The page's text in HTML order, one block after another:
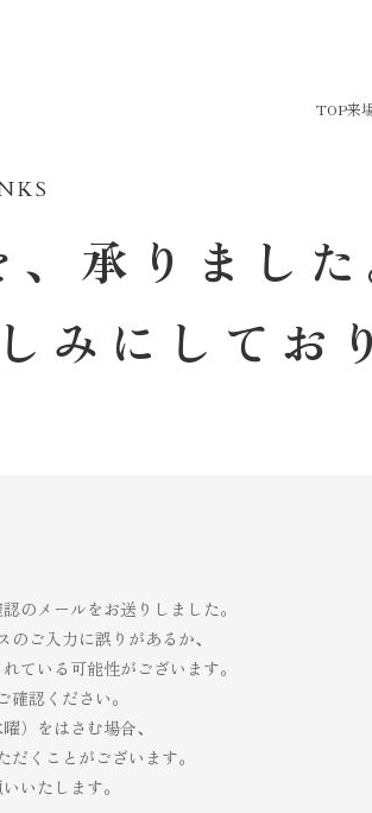
TOP来
承りました
みにしてお
のメールをお送りしました。
ご入力に誤りがあるか、
ている可能性がございます。
確認ください。
）をはさむ場合、
くことがございます。
いたします。